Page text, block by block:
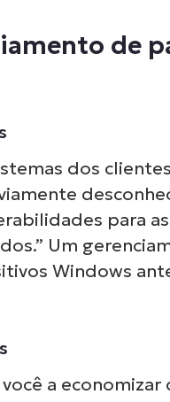
de
dos
para
Um
Windows
a economizar